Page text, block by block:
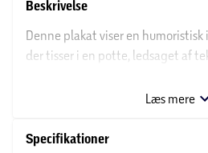
Beskrivelse
Denne plakat viser en
der tisser i en potte, ledsaget af
budskab er plakaten ideel som en
Læs mere
Specifikationer